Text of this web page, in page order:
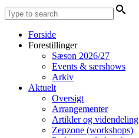
Forside
Forestillinger
Sæson 2026/27
Events & særshows
Arkiv
Aktuelt
Oversigt
Arrangementer
Artikler og videndeling
Zepzone (workshops)